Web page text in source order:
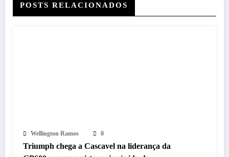
POSTS RELACIONADOS
Wellington Ramos 0
Triumph chega a Cascavel na liderança da